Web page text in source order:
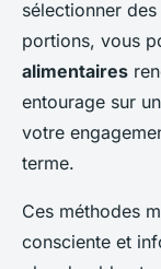
sélectionner
portions, vous
alimentaires
entourage sur
votre
terme.
Ces méthodes
consciente et